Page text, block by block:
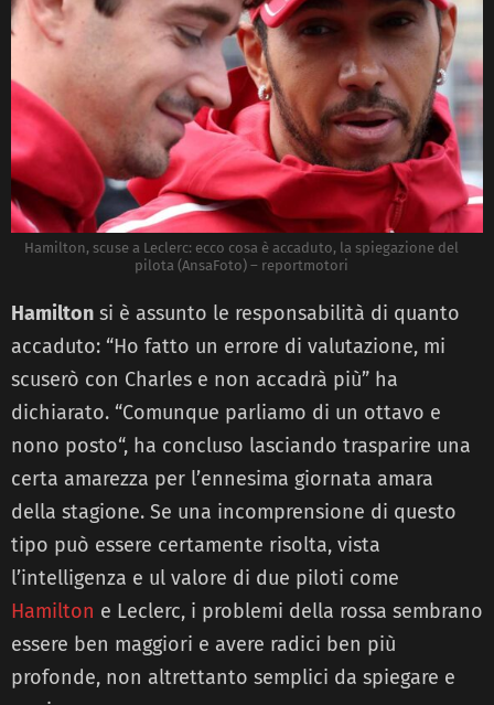
Hamilton, scuse a Leclerc: ecco cosa è accaduto, la spiegazione del
pilota (AnsaFoto) – reportmotori
Hamilton si è assunto le responsabilità di quanto
accaduto: “Ho fatto un errore di valutazione, mi
scuserò con Charles e non accadrà più” ha
dichiarato. “Comunque parliamo di un ottavo e
nono posto“, ha concluso lasciando trasparire una
certa amarezza per l’ennesima giornata amara
della stagione. Se una incomprensione di questo
tipo può essere certamente risolta, vista
l’intelligenza e ul valore di due piloti come
Hamilton e Leclerc, i problemi della rossa sembrano
essere ben maggiori e avere radici ben più
profonde, non altrettanto semplici da spiegare e